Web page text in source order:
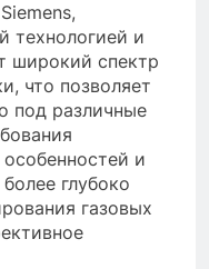
технологией и
широкий спектр
что позволяет
под различные
и
глубоко
газовых